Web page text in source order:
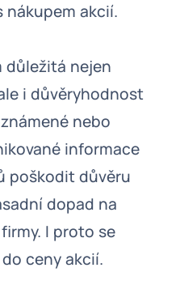
nákupem akcií.
důležitá nejen
i důvěryhodnost
nebo
informace
poškodit důvěru
dopad na
I proto se
ceny akcií.